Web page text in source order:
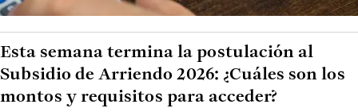
Esta semana termina la postulación al
Subsidio de Arriendo 2026: ¿Cuáles son los
montos y requisitos para acceder?